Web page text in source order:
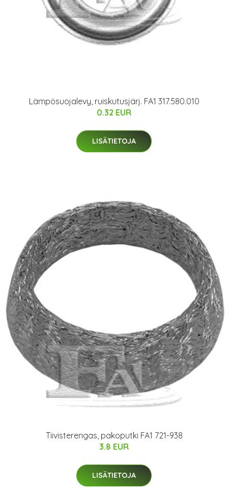
Lämpösuojalevy, ruiskutusjärj. FA1 317.580.010
0.32 EUR
LISÄTIETOJA
Tiivisterengas, pakoputki FA1 721-938
3.8 EUR
LISÄTIETOJA